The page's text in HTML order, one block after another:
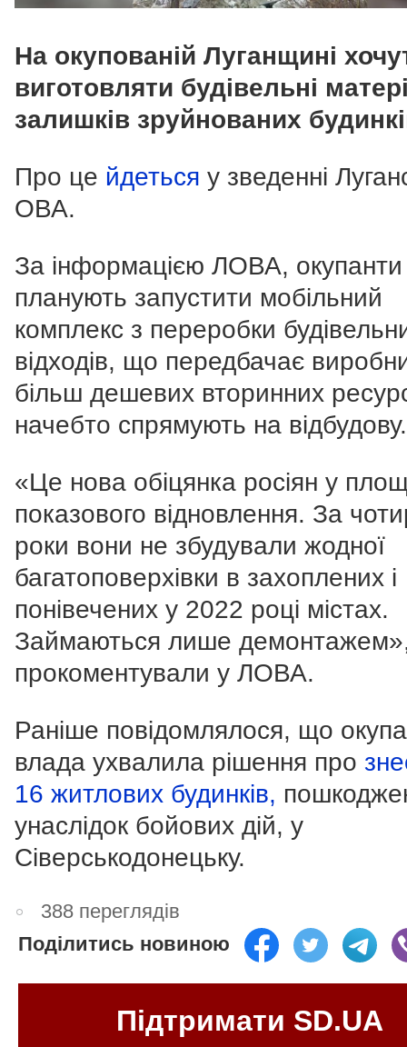
На окупованій Луганщині
виготовляти будівельні
залишків зруйнованих
Про це йдеться у зведенні
ОВА.
За інформацією ЛОВА, окупанти
планують запустити мобільний
комплекс з переробки
відходів, що передбачає
більш дешевих вторинних
начебто спрямують на відбудову.
«Це нова обіцянка росіян у
показового відновлення. За
роки вони не збудували жодної
багатоповерхівки в захоплених і
понівечених у 2022 році містах.
Займаються лише
прокоментували у ЛОВА.
Раніше повідомлялося, що
влада ухвалила рішення про
16 житлових будинків,
унаслідок бойових дій, у
Сіверськодонецьку.
388 переглядів
Поділитись новиною
Підтримати SD.UA